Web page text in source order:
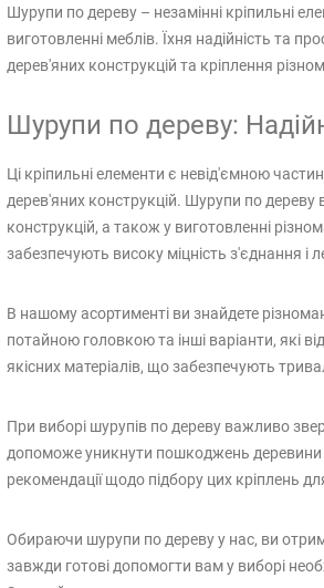
Шурупи по дереву – незамінні кріпильні
виготовленні меблів. Їхня надійність та
дерев'яних конструкцій та кріплення
Шурупи по дереву:
Ці кріпильні елементи є невід'ємною
дерев'яних конструкцій. Шурупи по
конструкцій, а також у виготовленні
забезпечують високу міцність з'єднання і
В нашому асортименті ви знайдете
потайною головкою та інші варіанти, які
якісних матеріалів, що забезпечують
При виборі шурупів по дереву важливо
допоможе уникнути пошкоджень деревини
рекомендації щодо підбору цих кріплень
Обираючи шурупи по дереву у нас, ви
завжди готові допомогти вам у виборі